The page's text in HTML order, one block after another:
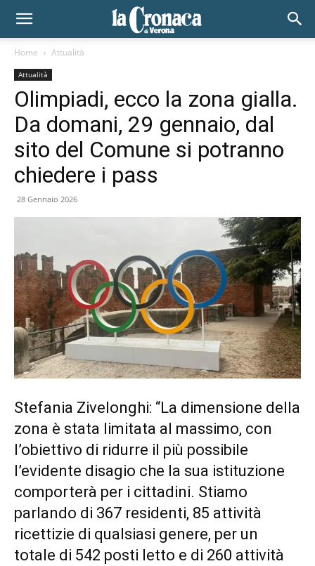
Home Attualità
Attualità
Olimpiadi, ecco la zona gialla.
Da domani, 29 gennaio, dal
sito del Comune si potranno
chiedere i pass
28 Gennaio 2026
Stefania Zivelonghi: “La dimensione della
zona è stata limitata al massimo, con
l’obiettivo di ridurre il più possibile
l’evidente disagio che la sua istituzione
comporterà per i cittadini. Stiamo
parlando di 367 residenti, 85 attività
ricettizie di qualsiasi genere, per un
totale di 542 posti letto e di 260 attività